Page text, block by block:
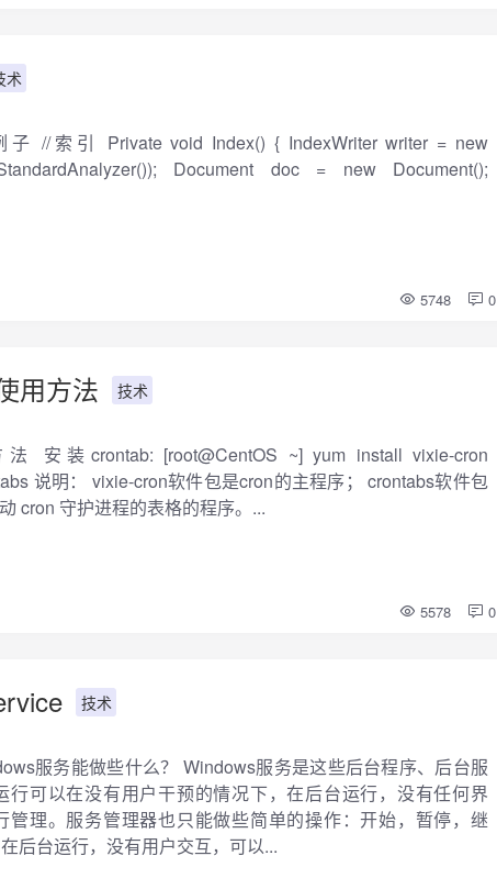
术
//索引 Private void Index() { IndexWriter writer = new
Document doc = new Document();
5748 0
用方法 技术
安装crontab: [root@CentOS ~] yum install vixie-cron
说明： vixie-cron软件包是cron的主程序； crontabs软件包
cron 守护进程的表格的程序。...
5578 0
技术
服务能做些什么？ Windows服务是这些后台程序、后台服
行可以在没有用户干预的情况下，在后台运行，没有任何界
管理。服务管理器也只能做些简单的操作：开始，暂停，继
后台运行，没有用户交互，可以...